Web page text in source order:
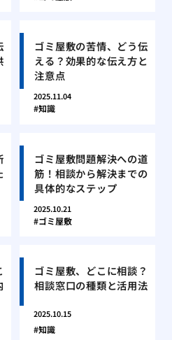
ゴミ屋敷の苦情、どう伝
える？効果的な伝え方と
注意点
2025.11.04
知識
ゴミ屋敷問題解決への道
筋！相談から解決までの
具体的なステップ
2025.10.21
ゴミ屋敷
ゴミ屋敷、どこに相談？
相談窓口の種類と活用法
2025.10.15
知識